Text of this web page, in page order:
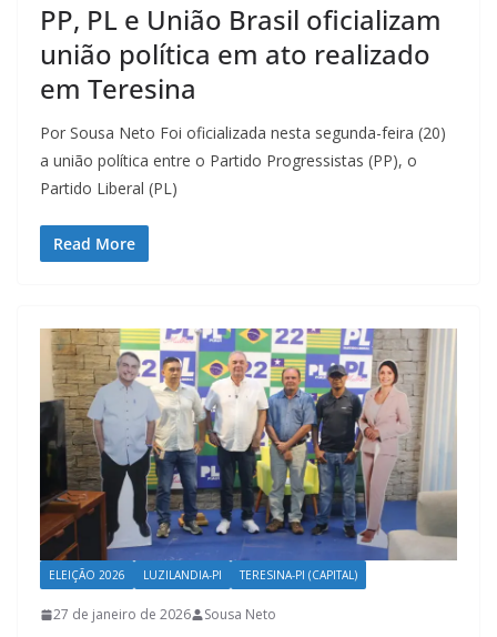
PP, PL e União Brasil oficializam
união política em ato realizado
em Teresina
Por Sousa Neto Foi oficializada nesta segunda-feira (20)
a união política entre o Partido Progressistas (PP), o
Partido Liberal (PL)
Read More
ELEIÇÃO 2026 LUZILANDIA-PI TERESINA-PI (CAPITAL)
27 de janeiro de 2026 Sousa Neto